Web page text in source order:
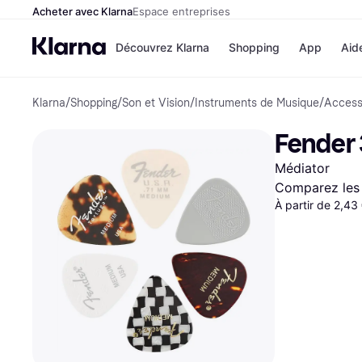
Acheter avec KlarnaEspace entreprises
Découvrez Klarna
Options de
paiement
Payer maintenant
Paiement en 3 fois
Paiement à 30 jours
Klarna sur Apple Pay
Shopping
Magasins
Airbnb
Temu
JD Sports
App
Klarna/Shopping/Son et Vision/ Instruments de Musique/
Fender
Médiator
Comparez
À partir de 2,43